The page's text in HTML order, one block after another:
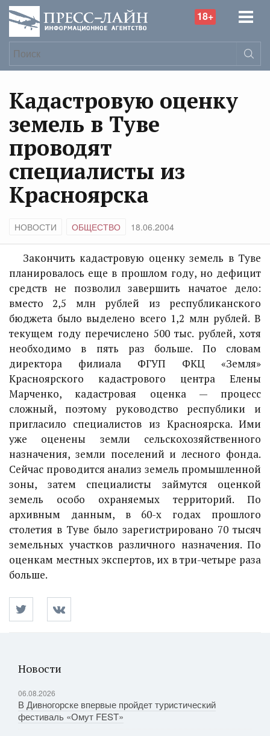
18+
Кадастровую оценку
земель в Туве
проводят
специалисты из
Красноярска
НОВОСТИ ОБЩЕСТВО 18.06.2004
Закончить кадастровую оценку земель в Туве
планировалось еще в прошлом году, но дефицит
средств не позволил завершить начатое дело:
вместо 2,5 млн рублей из республиканского
бюджета было выделено всего 1,2 млн рублей. В
текущем году перечислено 500 тыс. рублей, хотя
необходимо в пять раз больше. По словам
директора филиала ФГУП ФКЦ «Земля»
Красноярского кадастрового центра Елены
Марченко, кадастровая оценка — процесс
сложный, поэтому руководство республики и
пригласило специалистов из Красноярска. Ими
уже оценены земли сельскохозяйственного
назначения, земли поселений и лесного фонда.
Сейчас проводится анализ земель промышленной
зоны, затем специалисты займутся оценкой
земель особо охраняемых территорий. По
архивным данным, в 60-х годах прошлого
столетия в Туве было зарегистрировано 70 тысяч
земельных участков различного назначения. По
оценкам местных экспертов, их в три-четыре раза
больше.
Новости
06.08.2026
В Дивногорске впервые пройдет туристический
фестиваль «Омут FEST»